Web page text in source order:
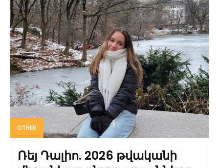
OTHER
Ռեյ Դալիո. 2026 թվականի